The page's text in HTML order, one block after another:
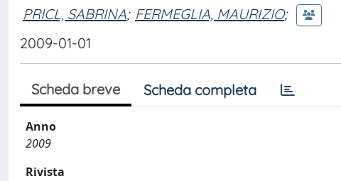
PRICL, SABRINA; FERMEGLIA, MAURIZIO;
2009-01-01
Scheda breve Scheda completa
Anno
2009
Rivista